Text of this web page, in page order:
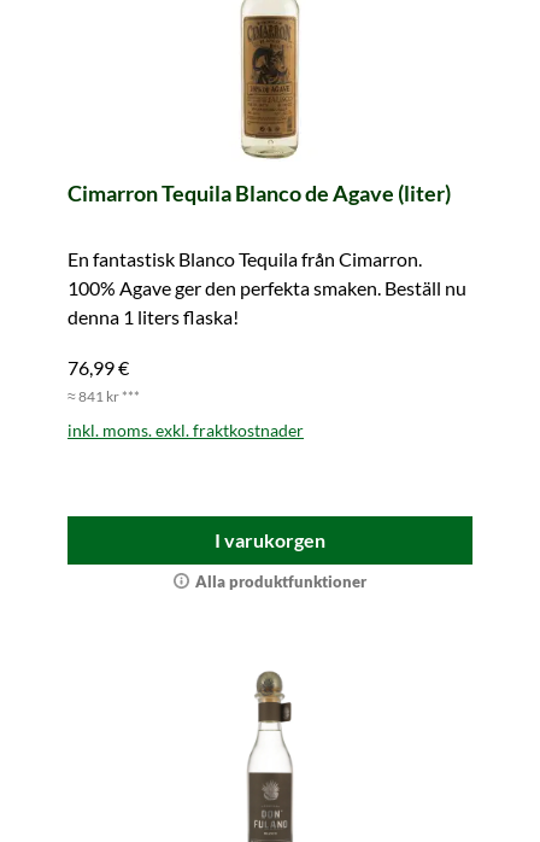
Cimarron Tequila Blanco de Agave (liter)
En fantastisk Blanco Tequila från Cimarron.
100% Agave ger den perfekta smaken. Beställ nu
denna 1 liters flaska!
76,99 €
≈ 841 kr ***
inkl. moms. exkl. fraktkostnader
I varukorgen
Alla produktfunktioner